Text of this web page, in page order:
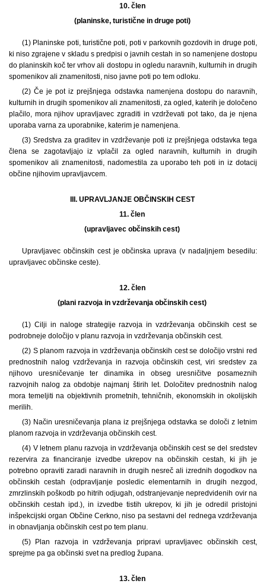
10. člen
(planinske, turistične in druge poti)
(1) Planinske poti, turistične poti, poti v parkovnih gozdovih in druge poti,
ki niso zgrajene v skladu s predpisi o javnih cestah in so namenjene dostopu
do planinskih koč ter vrhov ali dostopu in ogledu naravnih, kulturnih in drugih
spomenikov ali znamenitosti, niso javne poti po tem odloku.
(2) Če je pot iz prejšnjega odstavka namenjena dostopu do naravnih,
kulturnih in drugih spomenikov ali znamenitosti, za ogled, katerih je določeno
plačilo, mora njihov upravljavec zgraditi in vzdrževati pot tako, da je njena
uporaba varna za uporabnike, katerim je namenjena.
(3) Sredstva za graditev in vzdrževanje poti iz prejšnjega odstavka tega
člena se zagotavljajo iz vplačil za ogled naravnih, kulturnih in drugih
spomenikov ali znamenitosti, nadomestila za uporabo teh poti in iz dotacij
občine njihovim upravljavcem.
III. UPRAVLJANJE OBČINSKIH CEST
11. člen
(upravljavec občinskih cest)
Upravljavec občinskih cest je občinska uprava (v nadaljnjem besedilu:
upravljavec občinske ceste).
12. člen
(plani razvoja in vzdrževanja občinskih cest)
(1) Cilji in naloge strategije razvoja in vzdrževanja občinskih cest se
podrobneje določijo v planu razvoja in vzdrževanja občinskih cest.
(2) S planom razvoja in vzdrževanja občinskih cest se določijo vrstni red
prednostnih nalog vzdrževanja in razvoja občinskih cest, viri sredstev za
njihovo uresničevanje ter dinamika in obseg uresničitve posameznih
razvojnih nalog za obdobje najmanj štirih let. Določitev prednostnih nalog
mora temeljiti na objektivnih prometnih, tehničnih, ekonomskih in okolijskih
merilih.
(3) Način uresničevanja plana iz prejšnjega odstavka se določi z letnim
planom razvoja in vzdrževanja občinskih cest.
(4) V letnem planu razvoja in vzdrževanja občinskih cest se del sredstev
rezervira za financiranje izvedbe ukrepov na občinskih cestah, ki jih je
potrebno opraviti zaradi naravnih in drugih nesreč ali izrednih dogodkov na
občinskih cestah (odpravljanje posledic elementarnih in drugih nezgod,
zmrzlinskih poškodb po hitrih odjugah, odstranjevanje nepredvidenih ovir na
občinskih cestah ipd.), in izvedbe tistih ukrepov, ki jih je odredil pristojni
inšpekcijski organ Občine Cerkno, niso pa sestavni del rednega vzdrževanja
in obnavljanja občinskih cest po tem planu.
(5) Plan razvoja in vzdrževanja pripravi upravljavec občinskih cest,
sprejme pa ga občinski svet na predlog župana.
13. člen